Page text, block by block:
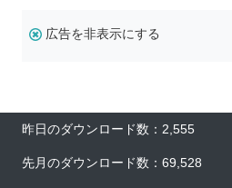
広告を非表示にする
昨日のダウンロード数：2,555
先月のダウンロード数：69,528